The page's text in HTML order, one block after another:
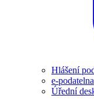
Hlášení
e-podatelna
Úřední